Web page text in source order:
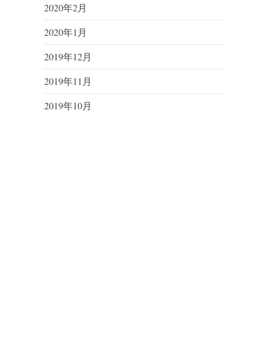
2020年2月
2020年1月
2019年12月
2019年11月
2019年10月